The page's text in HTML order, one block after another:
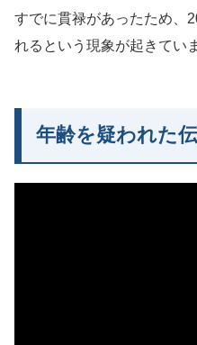
すでに貫禄があったため、
れるという現象が起きてい
年齢を疑われた